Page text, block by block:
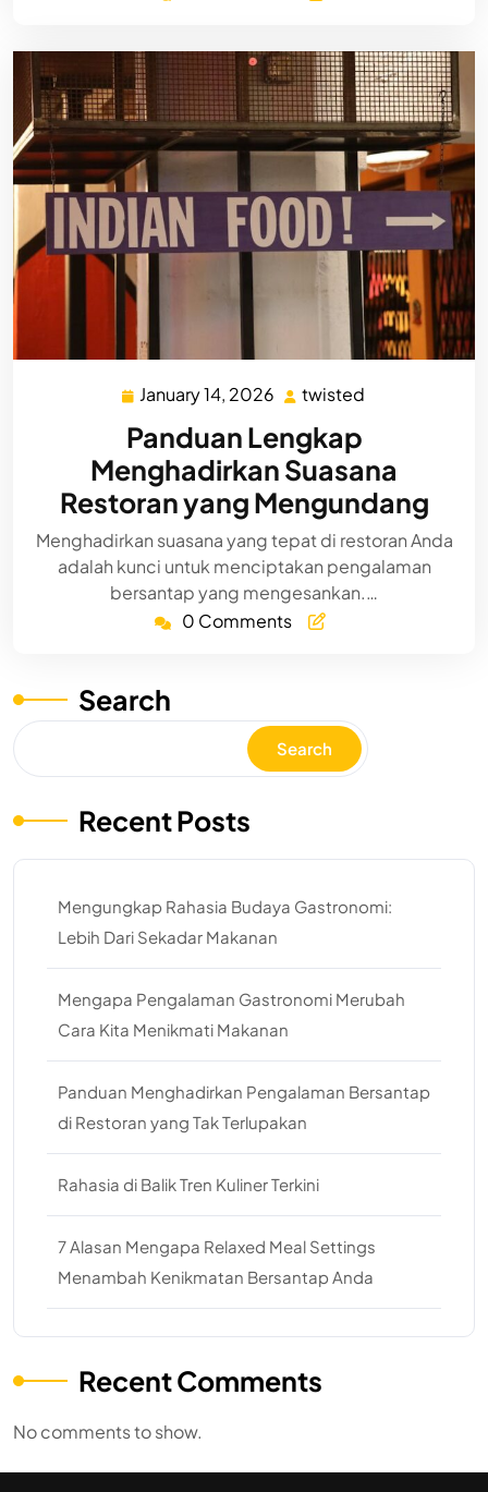
January 14, 2026 January
2026
twisted
Panduan Lengkap
Menghadirkan Suasana
Restoran yang Mengundang
Menghadirkan suasana yang tepat di restoran Anda
adalah kunci untuk menciptakan pengalaman
bersantap yang mengesankan.…
0 Comments
Search
Search
Recent Posts
Mengungkap Rahasia Budaya Gastronomi:
Lebih Dari Sekadar Makanan
Mengapa Pengalaman Gastronomi Merubah
Cara Kita Menikmati Makanan
Panduan Menghadirkan Pengalaman Bersantap
di Restoran yang Tak Terlupakan
Rahasia di Balik Tren Kuliner Terkini
7 Alasan Mengapa Relaxed Meal Settings
Menambah Kenikmatan Bersantap Anda
Recent Comments
No comments to show.